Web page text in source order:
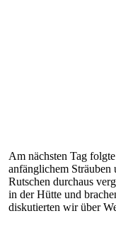
Am nächsten Tag
anfänglichem Sträuben
Rutschen durchaus
in der Hütte und
diskutierten wir über